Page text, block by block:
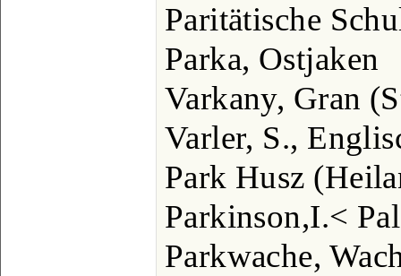
Paritätische
Parka, Ostjaken
Varkany, Gran
Varler, S.,
Park Husz
Parkinson,I.<
Parkwache,